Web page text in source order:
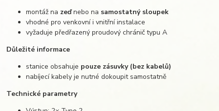
montáž na zeďnebo na samostatný sloupek
vhodné pro venkovní i vnitřní instalace
vyžaduje předřazený proudový chránič typu A
Důležité informace
stanice obsahuje pouze zásuvky (bez kabelů)
nabíjecí kabely je nutné dokoupit samostatně
Technické parametry